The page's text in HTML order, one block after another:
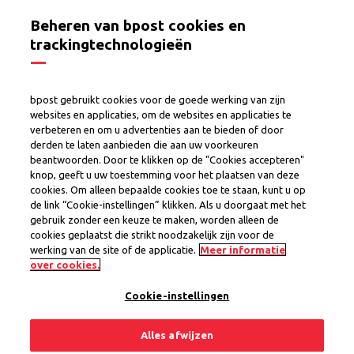
SelectPost - Uw gegevens
Via dit formulier kan u uw gegevens in het kader
van Selectpost beheren.
U kan uw Privacyniveaus via uw dashboard “Jouw
data, jouw keuzedashboard” beheren.
U kan ons ook een gedateerde en ondertekende
schriftelijke aanvraag, vergezeld van een bewijs
van uw identiteit, verzenden naar het volgende
Anspachlaan 1/1 (6de) – 1000 Brussel.
Beheren van bpost cookies en
trackingtechnologieën
bpost gebruikt cookies voor de goede werking van zijn
websites en applicaties, om de websites en applicaties te
verbeteren en om u advertenties aan te bieden of door
derden te laten aanbieden die aan uw voorkeuren
beantwoorden. Door te klikken op de "Cookies accepteren"
knop, geeft u uw toestemming voor het plaatsen van deze
cookies. Om alleen bepaalde cookies toe te staan, kunt u op
de link “Cookie-instellingen” klikken. Als u doorgaat met het
gebruik zonder een keuze te maken, worden alleen de
cookies geplaatst die strikt noodzakelijk zijn voor de
werking van de site of de applicatie. Meer informatie
over cookies.
Cookie-instellingen
Alles afwijzen